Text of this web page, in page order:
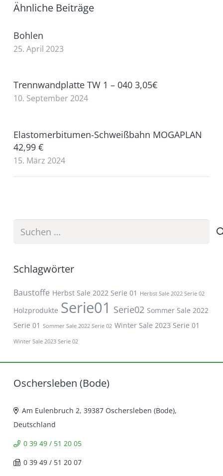
Ähnliche Beiträge
Bohlen
25. April 2023
Trennwandplatte TW 1 – 040 3,05€
10. September 2024
Elastomerbitumen-Schweißbahn MOGAPLAN
42,99 €
15. März 2024
Suchen
Schlagwörter
Baustoffe Herbst Sale 2022 Serie 01 Herbst Sale 2022 Serie 02
Holzprodukte Serie01 Serie02 Sommer Sale 2022
Serie 01 Sommer Sale 2022 Serie 02 Winter Sale 2023 Serie 01
Winter Sale 2023 Serie 02
Oschersleben (Bode)
Am Eulenbruch 2, 39387 Oschersleben (Bode),
Deutschland
0 39 49 / 51 20 05
0 39 49 / 51 20 07